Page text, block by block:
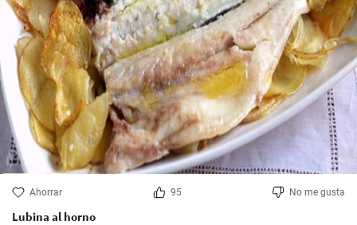
Ahorrar 95 No me gusta
Lubina al horno